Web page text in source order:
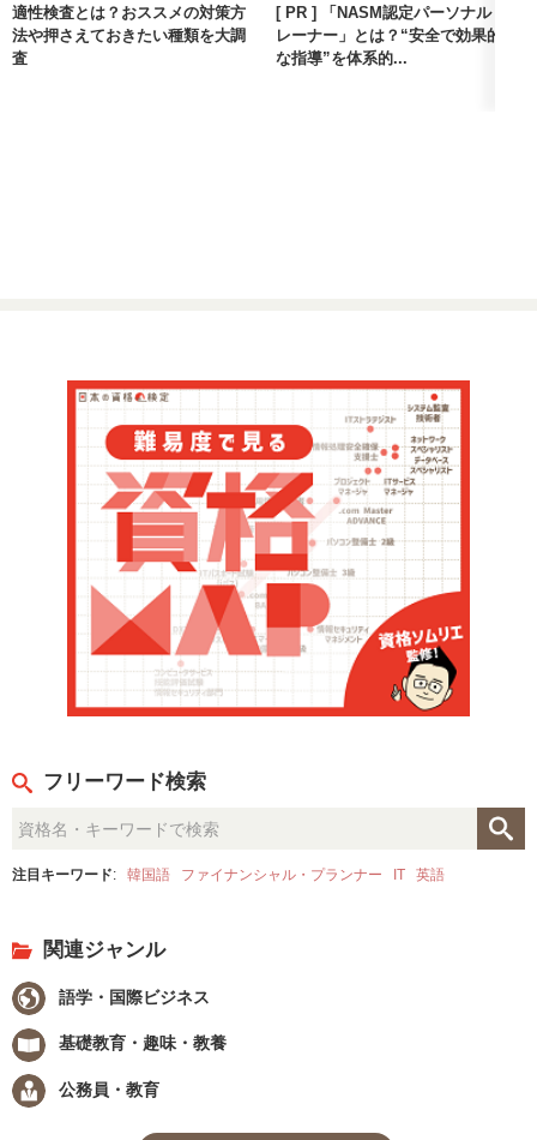
適性検査とは？おススメの対策方
法や押さえておきたい種類を大調
査
[ PR ] 「NASM認定パーソナルト
レーナー」とは？“安全で効果的
な指導”を体系的...
フリーワード検索
注目キーワード: 韓国語 ファイナンシャル・プランナー IT 英語
関連ジャンル
語学・国際ビジネス
基礎教育・趣味・教養
公務員・教育